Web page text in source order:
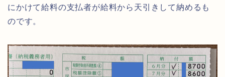
にかけて給料の支払者が給料から天引きして納めるも
のです。